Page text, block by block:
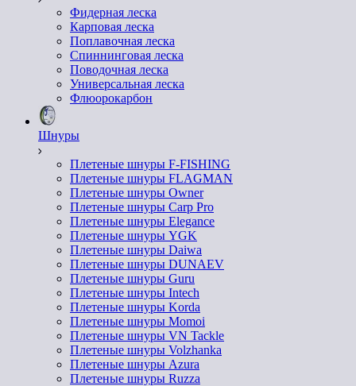
Фидерная леска
Карповая леска
Поплавочная леска
Спиннинговая леска
Поводочная леска
Универсальная леска
Флюорокарбон
Шнуры
Плетеные шнуры F-FISHING
Плетеные шнуры FLAGMAN
Плетеные шнуры Owner
Плетеные шнуры Carp Pro
Плетеные шнуры Elegance
Плетеные шнуры YGK
Плетеные шнуры Daiwa
Плетеные шнуры DUNAEV
Плетеные шнуры Guru
Плетеные шнуры Intech
Плетеные шнуры Korda
Плетеные шнуры Momoi
Плетеные шнуры VN Tackle
Плетеные шнуры Volzhanka
Плетеные шнуры Azura
Плетеные шнуры Ruzza